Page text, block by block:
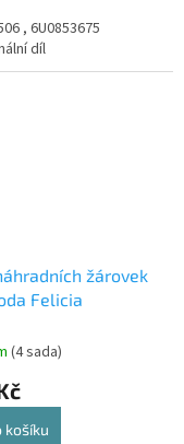
, 6U0853675
díl
žárovek
Felicia
(4 sada)
košíku